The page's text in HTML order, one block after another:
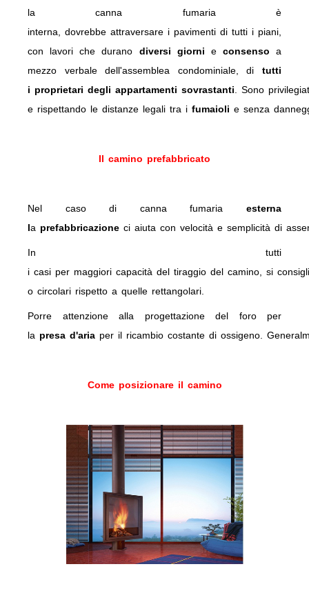
la canna fumaria è
interna, dovrebbe attraversare i pavimenti di tutti i piani,
con lavori che durano diversi giorni e consenso a
mezzo verbale dell'assemblea condominiale, di tutti
i proprietari degli appartamenti sovrastanti. Sono
e rispettando le distanze legali tra i fumaioli e senza
Il camino prefabbricato
Nel caso di canna fumaria
esterna
la prefabbricazione ci aiuta con velocità e semplicità di
In tutti
i casi per maggiori capacità del tiraggio del camino, si
o circolari rispetto a quelle rettangolari.
Porre attenzione alla progettazione del foro per
la presa d'aria per il ricambio costante di ossigeno.
Come posizionare il camino